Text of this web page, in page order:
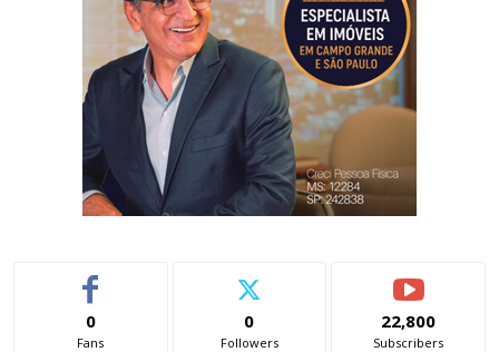
0
Fans
0
Followers
22,800
Subscribers